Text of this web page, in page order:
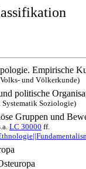
Empirische
und Völkerkunde)
politische
Systematik Soziologie)
Gruppen und
LC 30000 ff.